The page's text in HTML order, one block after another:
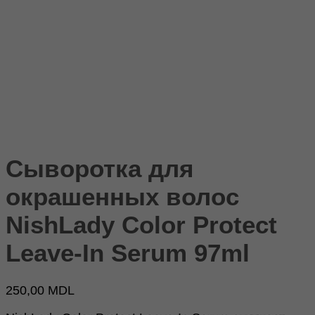
Сыворотка для
окрашенных волос
NishLady Color Protect
Leave-In Serum 97ml
250,00 MDL